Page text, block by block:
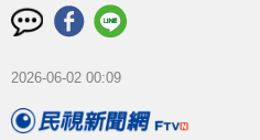
2026-06-02 00:09